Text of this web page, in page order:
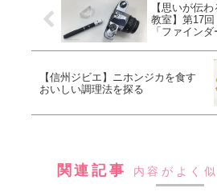
【思いが伝
教室】第17
「ファイン
【信州ジビエ】ニホンジカを食す
おいしい調理法を探る
関連記事 内容がよく